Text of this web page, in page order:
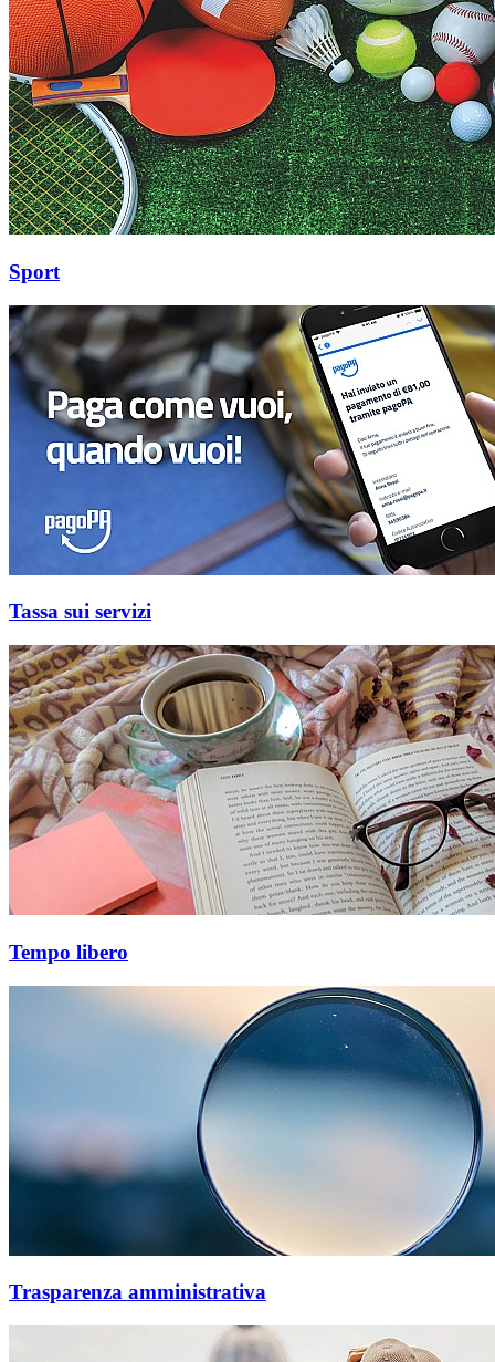
Sport
Tassa sui servizi
Tempo libero
Trasparenza amministrativa